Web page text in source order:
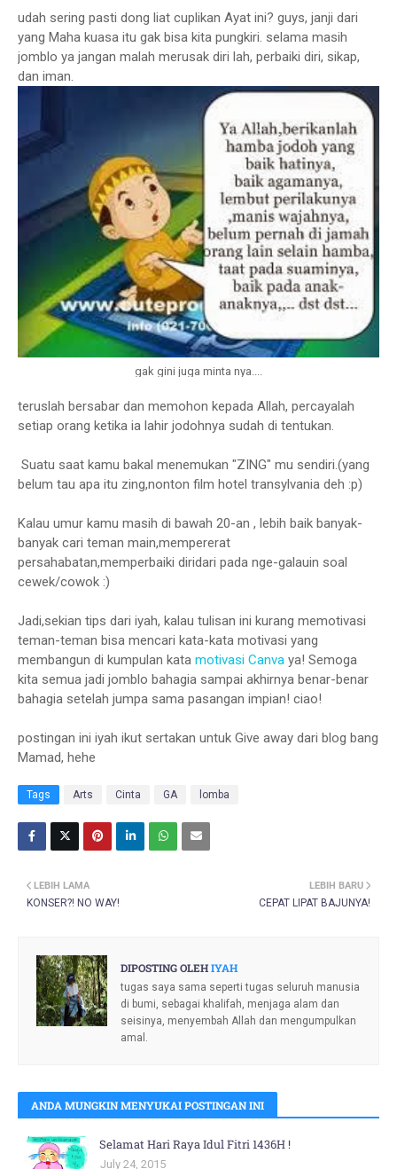
udah sering pasti dong liat cuplikan Ayat ini? guys, janji dari
yang Maha kuasa itu gak bisa kita pungkiri. selama masih
jomblo ya jangan malah merusak diri lah, perbaiki diri, sikap,
dan iman.
gak gini juga minta nya....
teruslah bersabar dan memohon kepada Allah, percayalah
setiap orang ketika ia lahir jodohnya sudah di tentukan.
Suatu saat kamu bakal menemukan "ZING" mu sendiri.(yang
belum tau apa itu zing,nonton film hotel transylvania deh :p)
Kalau umur kamu masih di bawah 20-an , lebih baik banyak-
banyak cari teman main,mempererat
persahabatan,memperbaiki diridari pada nge-galauin soal
cewek/cowok :)
Jadi,sekian tips dari iyah, kalau tulisan ini kurang memotivasi
teman-teman bisa mencari kata-kata motivasi yang
membangun di kumpulan kata motivasi Canva ya! Semoga
kita semua jadi jomblo bahagia sampai akhirnya benar-benar
bahagia setelah jumpa sama pasangan impian! ciao!
postingan ini iyah ikut sertakan untuk Give away dari blog bang
Mamad, hehe
Tags Arts Cinta GA lomba
LEBIH BARU
CEPAT LIPAT BAJUNYA!
LEBIH LAMA
KONSER?! NO WAY!
DIPOSTING OLEHIYAH
tugas saya sama seperti tugas seluruh manusia
di bumi, sebagai khalifah, menjaga alam dan
seisinya, menyembah Allah dan mengumpulkan
amal.
ANDA MUNGKIN MENYUKAI POSTINGAN INI
Selamat Hari Raya Idul Fitri 1436H !
July 24, 2015